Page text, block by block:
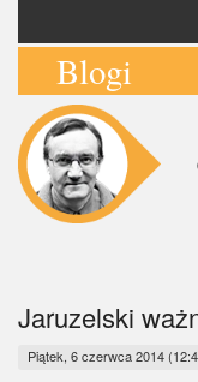
Krótko
Polska
Świat
Myśl
Wiara
Blogi
Jaruzelski
Piątek, 6 czerwca 2014